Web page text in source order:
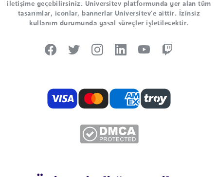
iletişime geçebilirsiniz. Universitev platformunda yer alan tüm
tasarımlar, iconlar, bannerlar Universitev'e aittir. İzinsiz
kullanım durumunda yasal süreçler işletilecektir.